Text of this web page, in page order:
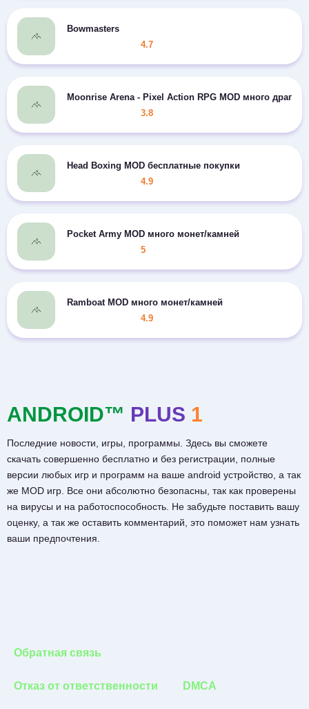
Bowmasters
4.7
Moonrise Arena - Pixel Action RPG MOD много
3.8
Head Boxing MOD бесплатные покупки
4.9
Pocket Army MOD много монет/камней
5
Ramboat MOD много монет/камней
4.9
ANDROID™ PLUS 1
Последние новости, игры, программы. Здесь вы сможете
скачать совершенно бесплатно и без регистрации, полные
версии любых игр и программ на ваше android устройство, а так
же MOD игр. Все они абсолютно безопасны, так как проверены
на вирусы и на работоспособность. Не забудьте поставить вашу
оценку, а так же оставить комментарий, это поможет нам узнать
ваши предпочтения.
Обратная связь
Отказ от ответственности DMCA